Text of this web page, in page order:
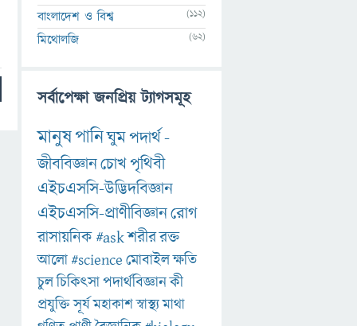
বাংলাদেশ ও বিশ্ব (112)
মিথোলজি (62)
সর্বাপেক্ষা জনপ্রিয় ট্যাগসমূহ
মানুষপানিঘুমপদার্থ-
জীববিজ্ঞানচোখপৃথিবী
এইচএসসি-উদ্ভিদবিজ্ঞান
এইচএসসি-প্রাণীবিজ্ঞানরোগ
রাসায়নিক#askশরীররক্ত
আলো#scienceমোবাইলক্ষতি
চুলচিকিৎসাপদার্থবিজ্ঞানকী
প্রযুক্তিসূর্যমহাকাশস্বাস্থ্যমাথা